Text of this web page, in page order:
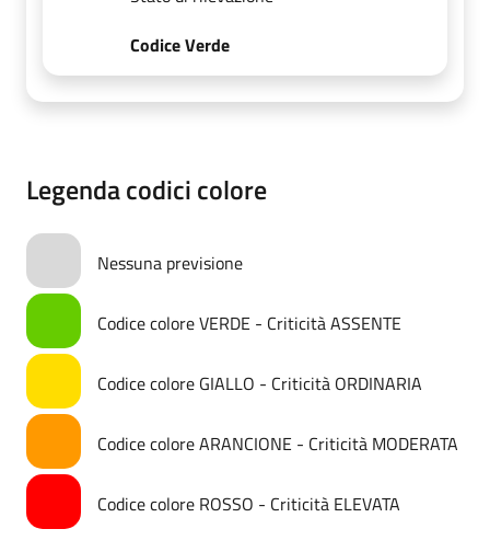
Codice Verde
Legenda codici colore
Nessuna previsione
Codice colore VERDE - Criticità ASSENTE
Codice colore GIALLO - Criticità ORDINARIA
Codice colore ARANCIONE - Criticità MODERATA
Codice colore ROSSO - Criticità ELEVATA